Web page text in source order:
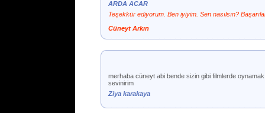
ARDA ACAR
Teşekkür ediyorum. Ben iyiyim. Sen nasılsın?
Cüneyt Arkın
merhaba cüneyt abi bende sizin gibi filmlerde
sevinirim
Ziya karakaya